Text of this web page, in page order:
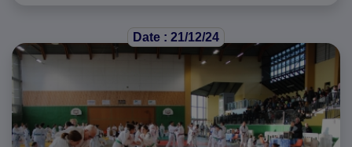
Date : 21/12/24